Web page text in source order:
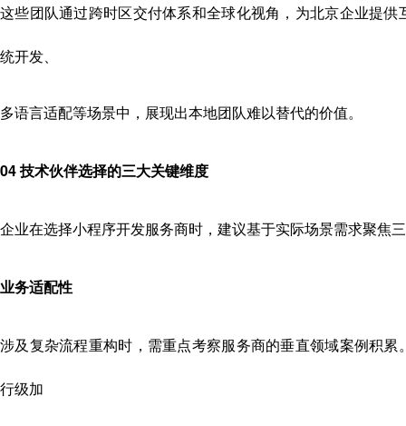
这些团队通过跨时区交付体系和全球化视角，为北京企业提
统开发、
多语言适配等场景中，展现出本地团队难以替代的价值。
04 技术伙伴选择的三大关键维度
企业在选择小程序开发服务商时，建议基于实际场景需求聚焦
业务适配性
涉及复杂流程重构时，需重点考察服务商的垂直领域案例积
行级加